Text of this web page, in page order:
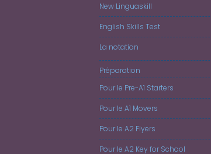
New Linguaskill
English Skills Test
La notation
Préparation
Pour le Pre-A1 Starters
Pour le A1 Movers
Pour le A2 Flyers
Pour le A2 Key for School